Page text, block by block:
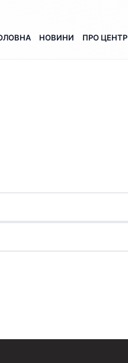
НОВИНИ ПРО ЦЕНТР